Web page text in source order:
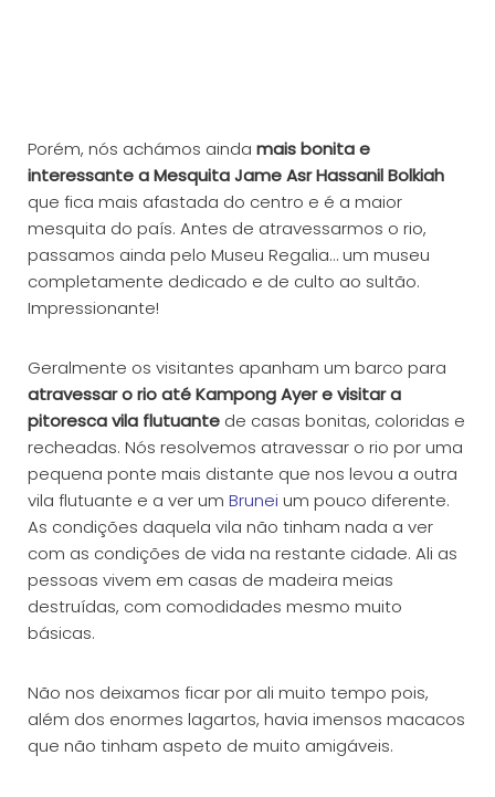
Porém, nós achámos ainda mais bonita e
interessante a Mesquita Jame Asr Hassanil Bolkiah
que fica mais afastada do centro e é a maior
mesquita do país. Antes de atravessarmos o rio,
passamos ainda pelo Museu Regalia… um museu
completamente dedicado e de culto ao sultão.
Impressionante!
Geralmente os visitantes apanham um barco para
atravessar o rio até Kampong Ayer e visitar a
pitoresca vila flutuante de casas bonitas, coloridas e
recheadas. Nós resolvemos atravessar o rio por uma
pequena ponte mais distante que nos levou a outra
vila flutuante e a ver um Brunei um pouco diferente.
As condições daquela vila não tinham nada a ver
com as condições de vida na restante cidade. Ali as
pessoas vivem em casas de madeira meias
destruídas, com comodidades mesmo muito
básicas.
Não nos deixamos ficar por ali muito tempo pois,
além dos enormes lagartos, havia imensos macacos
que não tinham aspeto de muito amigáveis.